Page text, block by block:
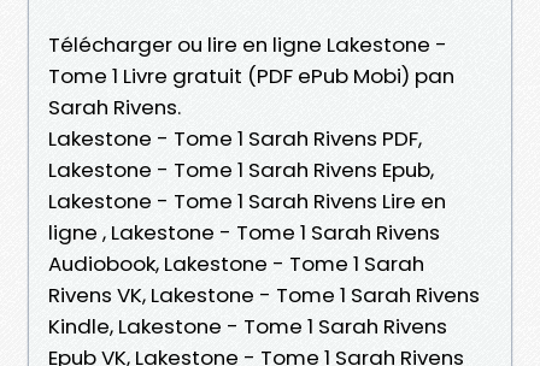
Télécharger ou lire en ligne Lakestone -
Tome 1 Livre gratuit (PDF ePub Mobi) pan
Sarah Rivens.
Lakestone - Tome 1 Sarah Rivens PDF,
Lakestone - Tome 1 Sarah Rivens Epub,
Lakestone - Tome 1 Sarah Rivens Lire en
ligne , Lakestone - Tome 1 Sarah Rivens
Audiobook, Lakestone - Tome 1 Sarah
Rivens VK, Lakestone - Tome 1 Sarah Rivens
Kindle, Lakestone - Tome 1 Sarah Rivens
Epub VK, Lakestone - Tome 1 Sarah Rivens